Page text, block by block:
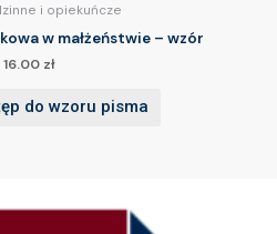
i opiekuńcze
w małżeństwie – wzór
16.00 zł
do wzoru pisma